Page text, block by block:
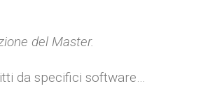
del Master.
da specifici software…